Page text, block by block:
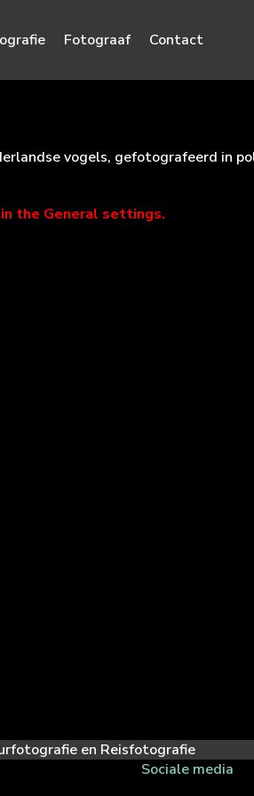
Fotograaf Contact
vogels, gefotografeerd in
the General settings.
en Reisfotografie
Sociale media